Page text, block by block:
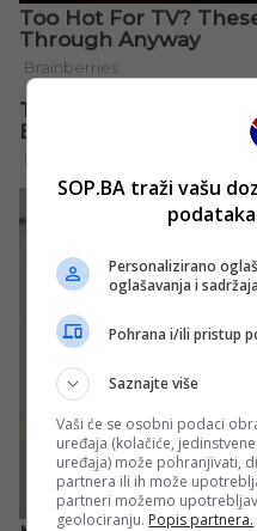
SOP.BA traži vašu
Personalizirano
oglašavanja i
Pohrana i/ili pristup
Saznajte više
Vaši će se osobni podaci
uređaja (kolačiće,
uređaja) može pohranjivati,
partnera ili ih može
partneri možemo
geolociranju. Popis partnera.